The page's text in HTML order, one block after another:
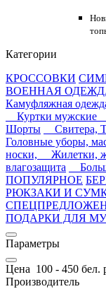
Категории
КРОССОВКИ
ВОЕННАЯ
Камуфляжная
Куртки мужские
Шорты
Свитера,
Головные уборы,
носки,
Жилетки,
влагозащита
ПОПУЛЯРНОЕ
РЮКЗАКИ И
ПОДАРКИ ДЛЯ
Параметры
Цена 100 - 450 бел.
Производитель